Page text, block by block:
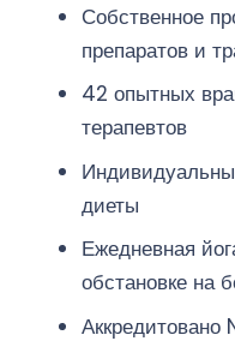
Собственное
препаратов и
‍42 опытных
терапевтов
диеты
Ежедневная
обстановке на
Аккредитовано